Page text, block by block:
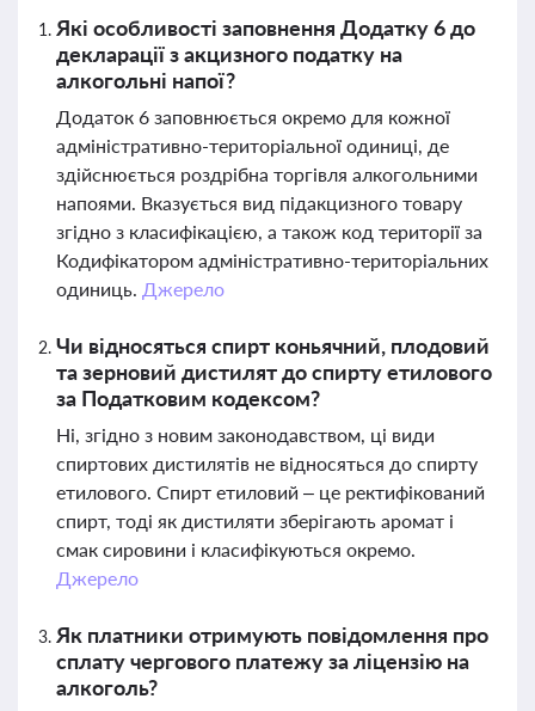
Які особливості заповнення Додатку 6 до
декларації з акцизного податку на
алкогольні напої?
Додаток 6 заповнюється окремо для кожної
адміністративно-територіальної одиниці, де
здійснюється роздрібна торгівля алкогольними
напоями. Вказується вид підакцизного товару
згідно з класифікацією, а також код території за
Кодифікатором адміністративно-територіальних
одиниць. Джерело
Чи відносяться спирт коньячний, плодовий
та зерновий дистилят до спирту етилового
за Податковим кодексом?
Ні, згідно з новим законодавством, ці види
спиртових дистилятів не відносяться до спирту
етилового. Спирт етиловий – це ректифікований
спирт, тоді як дистиляти зберігають аромат і
смак сировини і класифікуються окремо.
Джерело
Як платники отримують повідомлення про
сплату чергового платежу за ліцензію на
алкоголь?